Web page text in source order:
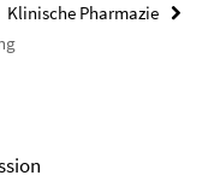
Klinische Pharmazie